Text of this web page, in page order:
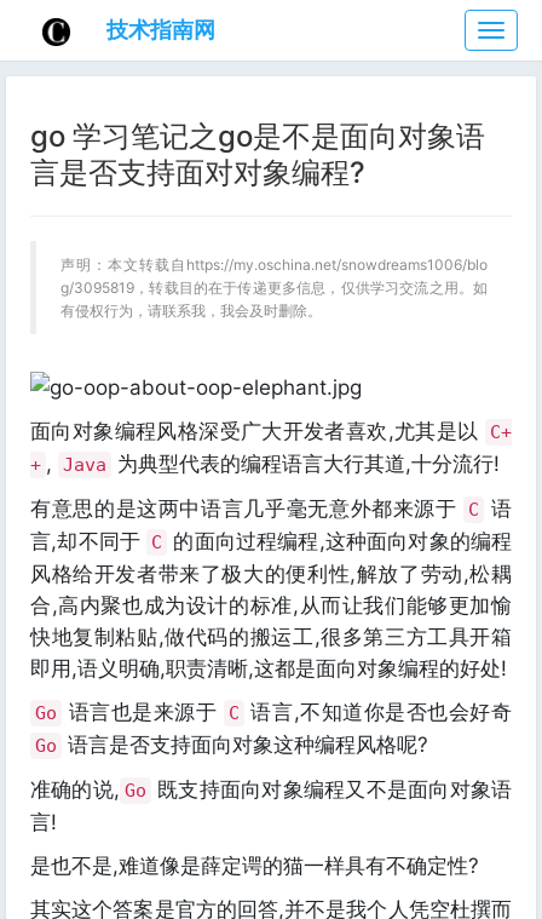
技
术
指
技术指南网
go 学习笔记之go是不是面向对象语
言是否支持面对对象编程?
声明：本文转载自https://my.oschina.net/snowdreams1006/blo
g/3095819，转载目的在于传递更多信息，仅供学习交流之用。如
有侵权行为，请联系我，我会及时删除。
面向对象编程风格深受广大开发者喜欢,尤其是以
C+
+ , Java
为典型代表的编程语言大行其道,十分流行!
有意思的是这两中语言几乎毫无意外都来源于
C
语
言,却不同于 C
的面向过程编程,这种面向对象的编程
风格给开发者带来了极大的便利性,解放了劳动,松耦
合,高内聚也成为设计的标准,从而让我们能够更加愉
快地复制粘贴,做代码的搬运工,很多第三方工具开箱
即用,语义明确,职责清晰,这都是面向对象编程的好处!
Go 语言也是来源于 C 语言,不知道你是否也会好奇
Go 语言是否支持面向对象这种编程风格呢?
准确的说, Go
既支持面向对象编程又不是面向对象语
言!
是也不是,难道像是薛定谔的猫一样具有不确定性?
其实这个答案是官方的回答,并不是我个人凭空杜撰而